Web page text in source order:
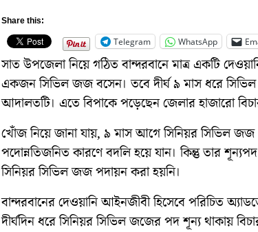
Share this:
Telegram
WhatsApp
সাত উপজেলা নিয়ে গঠিত বান্দরবানে মাত্র একটি
একজন সিভিল জজ বসেন। তবে দীর্ঘ ৯ মাস ধরে
আদালতটি। এতে বিপাকে পড়েছেন জেলার হাজারো
খোঁজ নিয়ে জানা যায়, ৯ মাস আগে সিনিয়র সিভিল জজ
পদোন্নতিজনিত কারণে বদলি হয়ে যান। কিন্তু তার
সিনিয়র সিভিল জজ পদায়ন করা হয়নি।
বান্দরবানের দেওয়ানি আইনজীবী হিসেবে পরিচিত
দীর্ঘদিন ধরে সিনিয়র সিভিল জজের পদ শূন্য থাকায়